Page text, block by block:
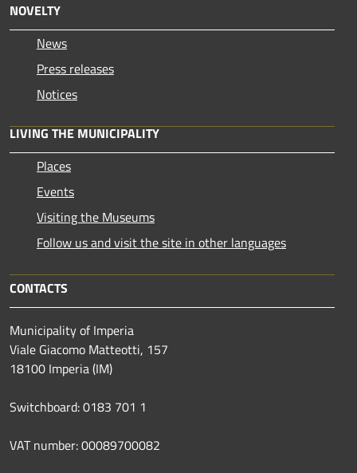
NOVELTY
News
Press releases
Notices
LIVING THE MUNICIPALITY
Places
Events
Visiting the Museums
Follow us and visit the site in other languages
CONTACTS
Municipality of Imperia
Viale Giacomo Matteotti, 157
18100 Imperia (IM)
Switchboard: 0183 701 1
VAT number: 00089700082